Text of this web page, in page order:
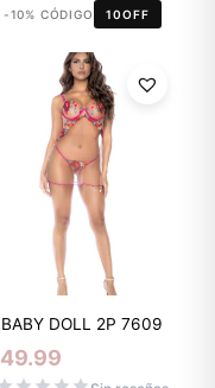
-10% CÓDIGO 10OFF
BABY DOLL 2P 7609
49.99